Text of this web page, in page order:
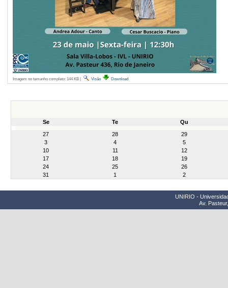
Imagem no tamanho completo: 144 KB| Visão Download
Se Te
Qu
27
28
29
3
4
5
10
11
12
17
18
19
24
25
26
31
1 2
UNIRIO -
Av.